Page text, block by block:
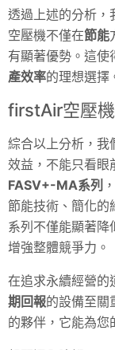
透過上述的分析，
空壓機不僅在節能
有顯著優勢。這使
產效率的理想選擇
firstAir空壓
綜合以上分析，我
效益，不能只看眼
FASV+-MA系列
節能技術、簡化
系列不僅能顯著降
增強整體競爭力。
在追求永續經營的
期回報的設備至關
的夥伴，它能為您